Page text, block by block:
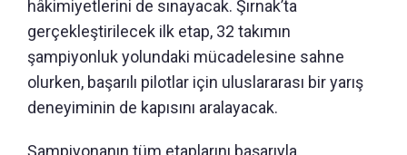
hâkimiyetlerini de sınayacak. Şırnak’ta
gerçekleştirilecek ilk etap, 32 takımın
şampiyonluk yolundaki mücadelesine sahne
olurken, başarılı pilotlar için uluslararası bir yarış
deneyiminin de kapısını aralayacak.